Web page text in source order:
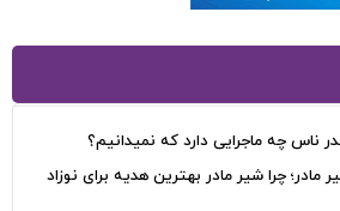
چه ماجرایی دارد که نمیدانیم؟
چرا شیر مادر بهترین هدیه برای نوزاد